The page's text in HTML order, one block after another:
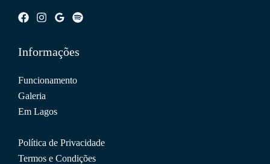
Informações
Funcionamento
Galeria
Em Lagos
Política de Privacidade
Termos e Condições